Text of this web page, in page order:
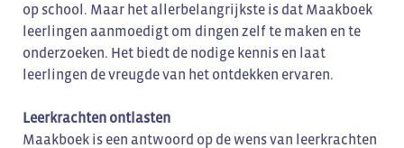
op school. Maar het allerbelangrijkste is dat Maakboek
leerlingen aanmoedigt om dingen zelf te maken en te
onderzoeken. Het biedt de nodige kennis en laat
leerlingen de vreugde van het ontdekken ervaren.
Leerkrachten ontlasten
Maakboek is een antwoord op de wens van leerkrachten